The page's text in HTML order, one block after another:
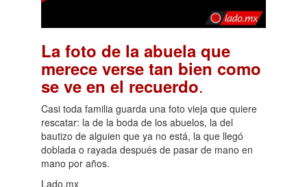
La foto de la abuela que
merece verse tan bien como
se ve en el recuerdo.
Casi toda familia guarda una foto vieja que quiere
rescatar: la de la boda de los abuelos, la del
bautizo de alguien que ya no está, la que llegó
doblada o rayada después de pasar de mano en
mano por años.
Lado.mx